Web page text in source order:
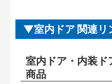
室内ドア 関連リ
室内ドア・内装ド
商品